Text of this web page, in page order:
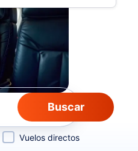
Vuelos directos